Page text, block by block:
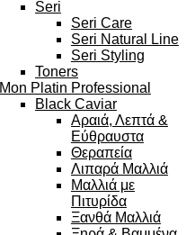
Seri
Seri Care
Seri Natural Line
Seri Styling
Toners
Mon Platin Professional
Black Caviar
Αραιά, Λεπτά &
Εύθραυστα
Θεραπεία
Λιπαρά Μαλλιά
Μαλλιά με
Πιτυρίδα
Ξανθά Μαλλιά